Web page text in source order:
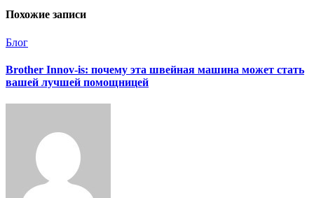
Похожие записи
Блог
Brother Innov-is: почему эта швейная машина может стать
вашей лучшей помощницей